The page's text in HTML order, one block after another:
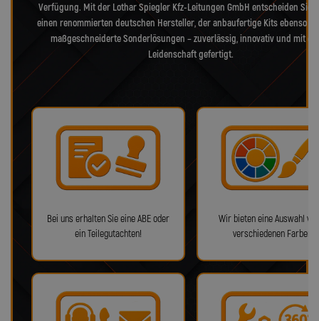
Verfügung. Mit der Lothar Spiegler Kfz-Leitungen GmbH entscheiden Sie
einen renommierten deutschen Hersteller, der anbaufertige Kits ebenso
maßgeschneiderte Sonderlösungen – zuverlässig, innovativ und mit
Leidenschaft gefertigt.
Bei uns erhalten Sie eine ABE oder
ein Teilegutachten!
Wir bieten eine Auswahl
verschiedenen Farben!